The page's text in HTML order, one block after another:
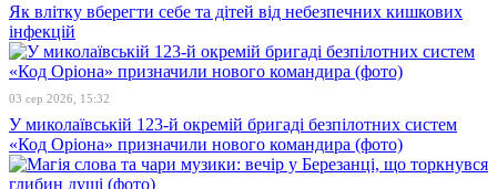
Як влітку вберегти себе та дітей від небезпечних кишкових
інфекцій
03 сер 2026, 15:32
У миколаївській 123-й окремій бригаді безпілотних систем
«Код Оріона» призначили нового командира (фото)